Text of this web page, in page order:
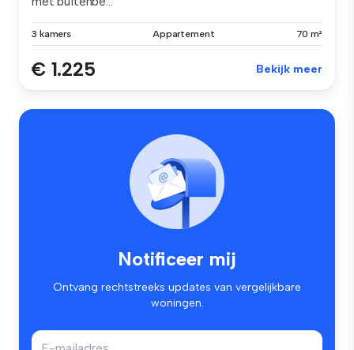
3 kamers Appartement 70 m²
€ 1.225 Bekijk meer
Notificeer mij
Ontvang rechtstreeks updates van vergelijkbare
woningen.